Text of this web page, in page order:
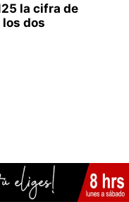
la cifra de
dos